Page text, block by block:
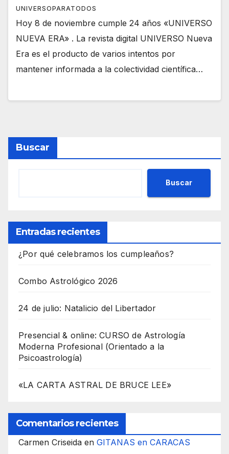
UNIVERSOPARATODOS
Hoy 8 de noviembre cumple 24 años «UNIVERSO
NUEVA ERA» . La revista digital UNIVERSO Nueva
Era es el producto de varios intentos por
mantener informada a la colectividad científica…
Buscar
Buscar
Entradas recientes
¿Por qué celebramos los cumpleaños?
Combo Astrológico 2026
24 de julio: Natalicio del Libertador
Presencial & online: CURSO de Astrología
Moderna Profesional (Orientado a la
Psicoastrología)
«LA CARTA ASTRAL DE BRUCE LEE»
Comentarios recientes
Carmen Criseida en GITANAS en CARACAS